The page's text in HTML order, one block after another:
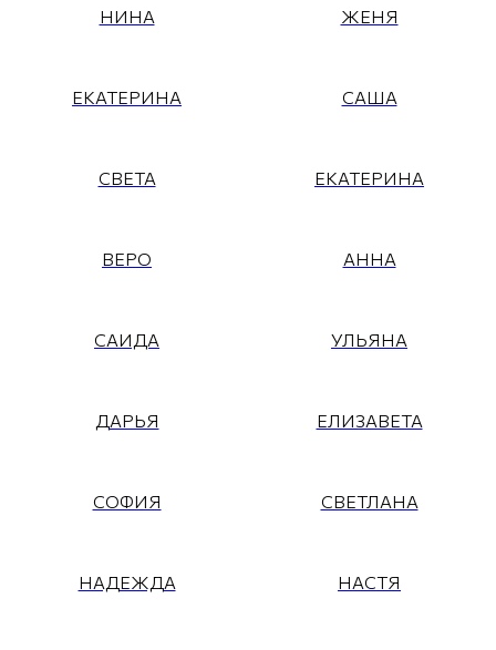
НИНА ЖЕНЯ
ЕКАТЕРИНА САША
СВЕТА ЕКАТЕРИНА
ВЕРО АННА
САИДА УЛЬЯНА
ДАРЬЯ ЕЛИЗАВЕТА
СОФИЯ СВЕТЛАНА
НАДЕЖДА НАСТЯ